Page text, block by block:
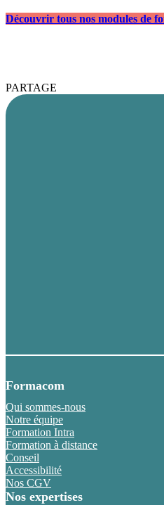
Découvrir tous nos modules de
PARTAGE
Formacom
Qui sommes-nous
Notre équipe
Formation Intra
Formation à distance
Conseil
Accessibilité
Nos CGV
Nos expertises